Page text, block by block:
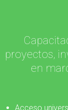
proyectos,
en
Acceso